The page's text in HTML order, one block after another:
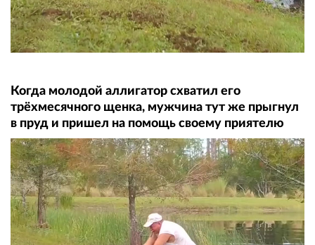
Когда молодой аллигатор схватил его
трёхмесячного щенка, мужчина тут же прыгнул
в пруд и пришел на помощь своему приятелю